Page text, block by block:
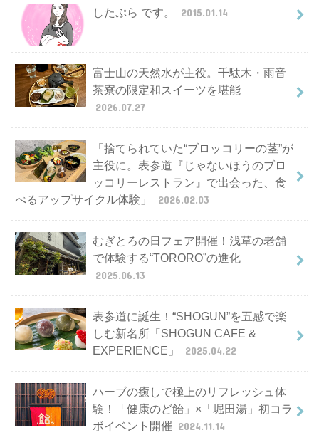
したぷら です。 2015.01.14
富士山の天然水が主役。千駄木・雨音
茶寮の限定和スイーツを堪能
2026.07.27
「捨てられていた“ブロッコリーの茎”が
主役に。表参道『じゃないほうのブロ
ッコリーレストラン』で出会った、食
べるアップサイクル体験」
2026.02.03
むぎとろの日フェア開催！浅草の老舗
で体験する“TORORO”の進化
2025.06.13
表参道に誕生！“SHOGUN”を五感で楽
しむ新名所「SHOGUN CAFE &
EXPERIENCE」
2025.04.22
ハーブの癒しで極上のリフレッシュ体
験！「健康のど飴」×「堀田湯」初コラ
ボイベント開催 2024.11.14